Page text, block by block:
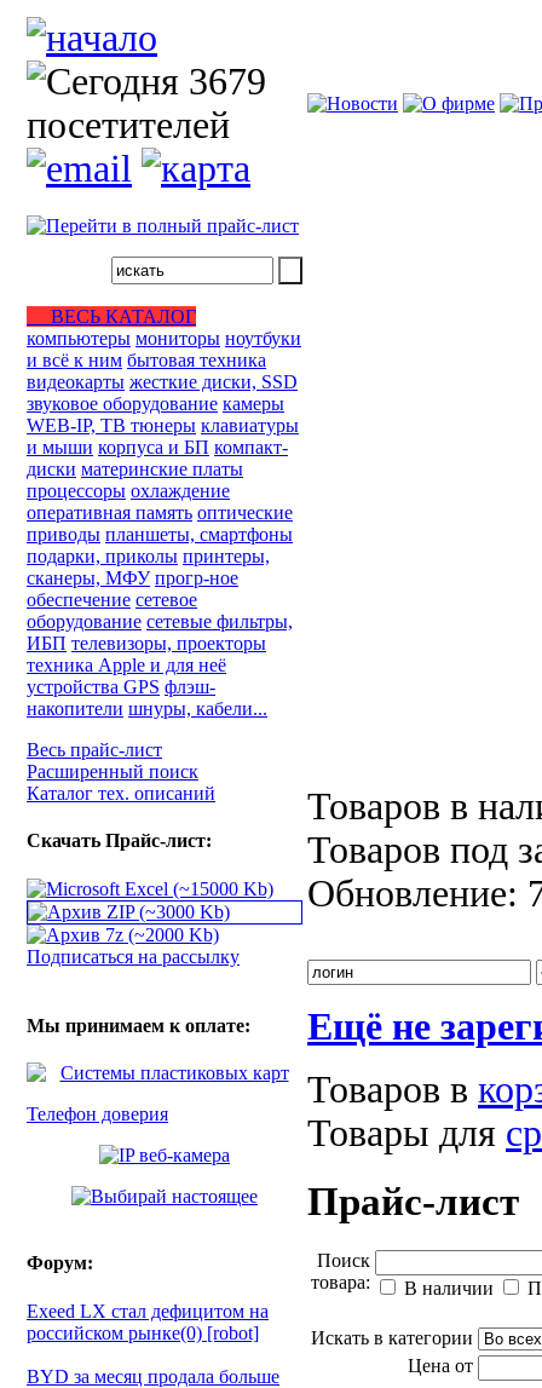
ВЕСЬ КАТАЛОГ
компьютеры мониторы ноутбуки
и всё к ним бытовая техника
видеокарты жесткие диски, SSD
звуковое оборудование камеры
WEB-IP, ТВ тюнеры клавиатуры
и мыши корпуса и БП компакт-
диски материнские платы
процессоры охлаждение
оперативная память оптические
приводы планшеты, смартфоны
подарки, приколы принтеры,
сканеры, МФУ прогр-ное
обеспечение сетевое
оборудование сетевые фильтры,
ИБП телевизоры, проекторы
техника Apple и для неё
устройства GPS флэш-
накопители шнуры, кабели...
Весь прайс-лист
Расширенный поиск
Каталог тех. описаний
Скачать Прайс-лист:
Подписаться на рассылку
Мы принимаем к оплате:
Телефон доверия
Форум:
Exeed LX стал дефицитом на
российском рынке(0) [robot]
BYD за месяц продала больше
Товаров в
Товаров под
Обновление:
Ещё не
Товаров в
Товары для
Прайс-лист
Поиск
товара:
В наличии
Искать в категории
Цена от